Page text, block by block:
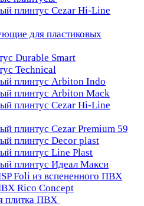
плинтус Cezar Hi-Line
для пластиковых
Durable Smart
Technical
плинтус Arbiton Indo
плинтус Arbiton Mack
плинтус Cezar Hi-Line
плинтус Cezar Premium 59
плинтус Decor plast
плинтус Line Plast
плинтус Идеал Макси
Foli из вспененного ПВХ
Rico Concept
плитка ПВХ